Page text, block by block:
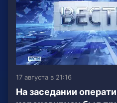
17 августа в 21:16
На заседании